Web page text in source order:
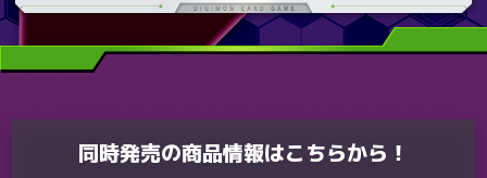
同時発売の商品情報はこちらから！